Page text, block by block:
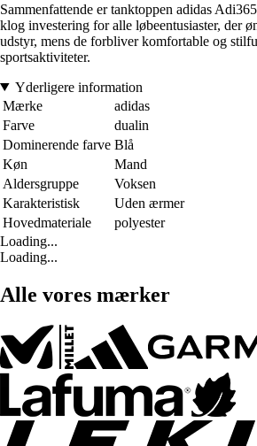
Sammenfattende er tanktoppen adidas
klog investering for alle løbeentusiaster, der
udstyr, mens de forbliver komfortable og
sportsaktiviteter.
Yderligere information
Mærke
adidas
Farve
dualin
Dominerende farve Blå
Køn
Mand
Aldersgruppe
Voksen
Karakteristisk
Uden ærmer
Hovedmateriale
polyester
Loading...
Loading...
Alle vores mærker